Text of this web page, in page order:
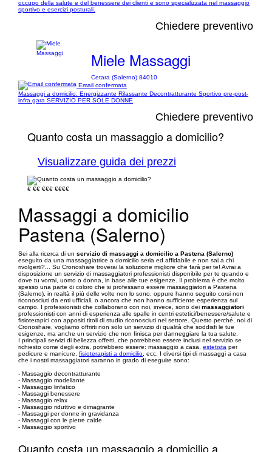
occupo della salute e del benessere dei clienti e sono specializzata nel massaggio
sportivo e esercizi posturali.
Chiedere preventivo
Miele Massaggi
Cetara (Salerno) 84010
Email confermata
Massaggi a domicilio: Energizzante Rilassante Decontratturante Sportivo pre-post-
infra gara SERVIZIO PER SOLE DONNE
Chiedere preventivo
Quanto costa un massaggio a domicilio?
Visualizzare guida dei prezzi
€ €€ €€€ €€€€
Massaggi a domicilio
Pastena (Salerno)
Sei alla ricerca di un servizio di massaggi a domicilio a Pastena (Salerno)
eseguito da una massaggiatrice a domicilio seria ed affidabile e non sai a chi
rivolgerti?... Su Cronoshare troverai la soluzione migliore che farà per te! Avrai a
disposizione un servizio di massaggiatori professionisti disponibile per te quando e
dove tu vorrai, uomo o donna, in base alle tue esigenze. Il problema è che molto
spesso una parte di coloro che si professano essere massaggiatori a Pastena
(Salerno), in realtà il più delle volte non lo sono, oppure hanno seguito corsi non
riconosciuti da enti ufficiali, o ancora che non hanno sufficiente esperienza sul
campo. I professionisti che collaborano con noi, invece, sono dei massaggiatori
professionisti con anni di esperienza alle spalle in centri estetici/benessere/salute e
fisioterapici con appositi titoli di studio riconosciuti nel settore. Questo perché, noi di
Cronoshare, vogliamo offrirti non solo un servizio di qualità che soddisfi le tue
esigenze, ma anche un servizio che non finisca per danneggiare la tua salute.
I principali servizi di bellezza offerti, che potrebbero essere inclusi nel servizio se
richiesto come degli extra, potrebbero essere: massaggio a casa, estetista per
pedicure e manicure, fisioterapisti a domicilio , ecc. I diversi tipi di massaggi a casa
che i nostri massaggiatori saranno in grado di eseguire sono:
- Massaggio decontratturante
- Massaggio modellante
- Massaggio linfatico
- Massaggi benessere
- Massaggio relax
- Massaggio riduttivo e dimagrante
- Massaggi per donne in gravidanza
- Massaggi con le pietre calde
- Massaggio sportivo
Quanto costa un massaggio a domicilio a